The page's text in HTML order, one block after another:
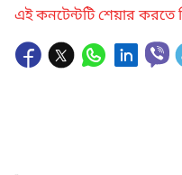
এই কনটেন্টটি শেয়ার